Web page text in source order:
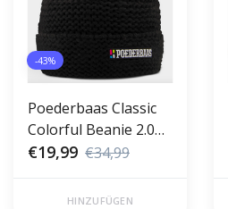
-43%
Poederbaas Classic
Colorful Beanie 2.0
Black Orange
€19,99 €34,99
HINZUFÜGEN